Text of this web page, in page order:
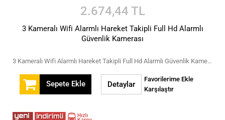
2.674,44 TL
3 Kameralı Wifi Alarmlı Hareket Takipli Full Hd Alarmlı
Güvenlik Kamerası
3 Kameralı Wifi Alarmlı Hareket Takipli Full Hd Alarmlı Güvenlik Kamerası
Sepete Ekle Detaylar
Favorilerime Ekle
Karşılaştır